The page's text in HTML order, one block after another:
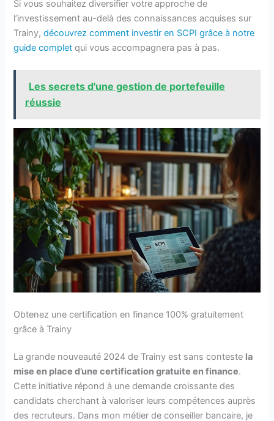
Si vous souhaitez diversifier votre approche de
l’investissement au-delà des connaissances acquises sur
Trainy,découvrez comment investir en SCPI grâce à notre
guide complet qui vous accompagnera pas à pas.
Les secrets d'une gestion de portefeuille
réussie
Obtenez une certification en finance 100% gratuitement
grâce à Trainy
La grande nouveauté 2024 de Trainy est sans conteste la
mise en place d’une certification gratuite en finance.
Cette initiative répond à une demande croissante des
candidats cherchant à valoriser leurs compétences auprès
des recruteurs. Dans mon métier de conseiller bancaire, je